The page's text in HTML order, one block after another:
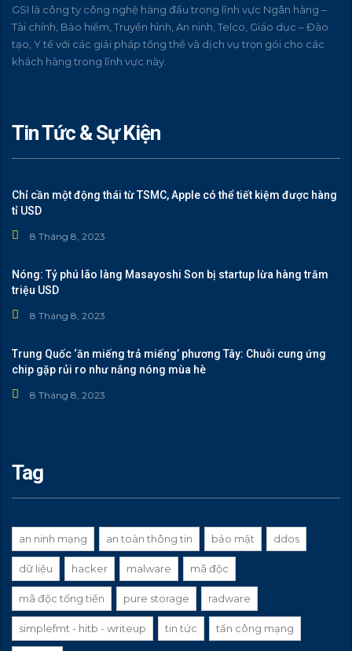
GSI là công ty công nghệ hàng đầu trong lĩnh vực Ngân hàng –
Tài chính, Bảo hiểm, Truyền hình, An ninh, Telco, Giáo dục – Đào
tạo, Y tế với các giải pháp tồng thể và dịch vụ trọn gói cho các
khách hàng trong lĩnh vực này.
Tin Tức & Sự Kiện
Chỉ cần một động thái từ TSMC, Apple có thể tiết kiệm được hàng
tỉ USD
8 Tháng 8, 2023
Nóng: Tỷ phú lão làng Masayoshi Son bị startup lừa hàng trăm
triệu USD
8 Tháng 8, 2023
Trung Quốc ‘ăn miếng trả miếng’ phương Tây: Chuỗi cung ứng
chip gặp rủi ro như nắng nóng mùa hè
8 Tháng 8, 2023
Tag
an ninh mạng an toàn thông tin bảo mật ddos
dữ liệu hacker malware mã độc
mã độc tống tiền pure storage radware
simplefmt - hitb - writeup tin tức tấn công mạng